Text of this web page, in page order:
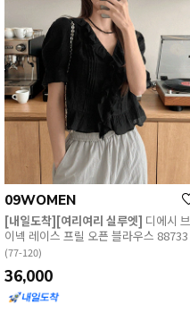
09WOMEN
[내일도착][여리여리 실루엣] 디에시 브
이넥 레이스 프릴 오픈 블라우스 88733
(77-120)
36,000